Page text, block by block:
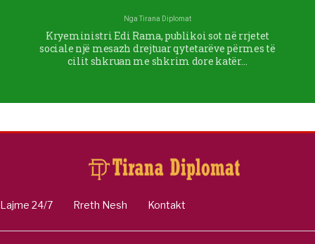
NgaTirana Diplomat
Kryeministri Edi Rama, publikoi sot në rrjetet
sociale një mesazh drejtuar qytetarëve përmes të
cilit shkruan me shkrim dore katër…
Lajme 24/7 Rreth Nesh Kontakt